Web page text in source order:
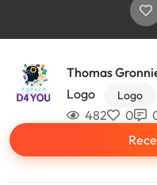
Thomas
Logo
Logo
482 0